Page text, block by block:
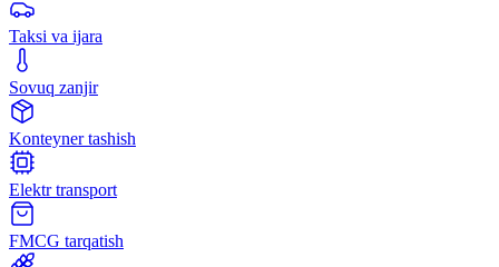
Taksi va ijara
Sovuq zanjir
Konteyner tashish
Elektr transport
FMCG tarqatish